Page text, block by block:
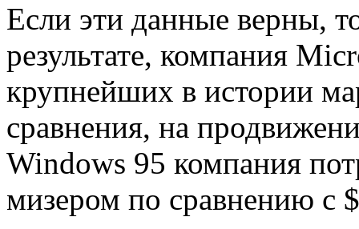
Если эти данные верны,
результате, компания
крупнейших в истории
сравнения, на
Windows 95 компания
мизером по сравнению с